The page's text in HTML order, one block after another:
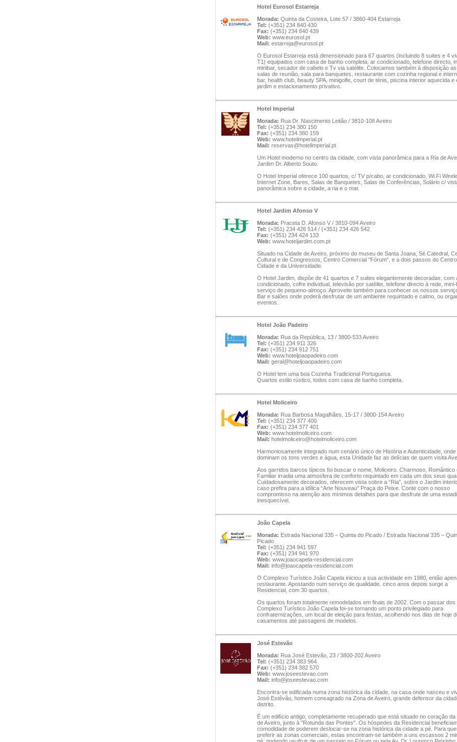
Hotel Eurosol Estarreja
Morada: Quinta da Costeira, Lote 57 / 3860-404 Estarreja
Tel: (+351) 234 840 430
Fax: (+351) 234 840 439
Web: www.eurosol.pt
Mail: estarreja@eurosol.pt
O Eurosol Estarreja está dimensionado para 67 quartos (incluindo 8 suites e 4
T1) equipados com casa de banho completa, ar condicionado, telefone directo,
minibar, secador de cabelo e Tv via satélite. Colocamos também à disposição
salas de reunião, sala para banquetes, restaurante com cozinha regional e
bar, health club, beauty SPA, minigolfe, court de ténis, piscina interior aquecida e
jardim e estacionamento privativo.
Hotel Imperial
Morada: Rua Dr. Nascimento Leitão / 3810-108 Aveiro
Tel: (+351) 234 380 150
Fax: (+351) 234 380 159
Web: www.hotelimperial.pt
Mail: reservas@hotelimperial.pt
Um Hotel moderno no centro da cidade, com vista panorâmica para a Ria de
Jardim Dr. Alberto Souto.
O Hotel Imperial oferece 100 quartos, c/ TV p/cabo, ar condicionado, Wi.Fi
Internet Zone, Bares, Salas de Banquetes, Salas de Conferências, Solário c/
panorâmica sobre a cidade, a ria e o mar.
Hotel Jardim Afonso V
Morada: Praceta D. Afonso V / 3810-094 Aveiro
Tel: (+351) 234 426 514 / (+351) 234 426 542
Fax: (+351) 234 424 133
Web: www.hoteljardim.com.pt
Situado na Cidade de Aveiro, próximo do museu de Santa Joana, Sé Catedral,
Cultural e de Congressos, Centro Comercial "Fórum", e a dois passos do
Cidade e da Universidade.
O Hotel Jardim, dispõe de 41 quartos e 7 suites elegantemente decoradas, com
condicionado, cofre individual, televisão por satélite, telefone directo à rede,
serviço de pequeno-almoço. Aproveite também para conhecer os nossos
Bar e salões onde poderá desfrutar de um ambiente requintado e calmo, ou
eventos.
Hotel João Padeiro
Morada: Rua da República, 13 / 3800-533 Aveiro
Tel: (+351) 234 911 326
Fax: (+351) 234 912 751
Web: www.hoteljoaopadeiro.com
Mail: geral@hoteljoaopadeiro.com
O Hotel tem uma boa Cozinha Tradicional Portuguesa.
Quartos estilo rústico, todos com casa de banho completa.
Hotel Moliceiro
Morada: Rua Barbosa Magalhães, 15-17 / 3800-154 Aveiro
Tel: (+351) 234 377 400
Fax: (+351) 234 377 401
Web: www.hotelmoliceiro.com
Mail: hotelmoliceiro@hotelmoliceiro.com
Harmoniosamente integrado num cenário único de História e Autenticidade, onde
dominam os tons verdes e água, esta Unidade faz as delícias de quem visita
Aos garridos barcos típicos foi buscar o nome, Moliceiro. Charmoso, Romântico
Familiar irradia uma atmosfera de conforto requintado em cada um dos seus
Cuidadosamente decorados, oferecem vista sobre a “Ria”, sobre o Jardim
caso prefira para a idílica “Arte Nouveau” Praça do Peixe. Conte com o nosso
compromisso na atenção aos mínimos detalhes para que desfrute de uma
inesquecível.
João Capela
Morada: Estrada Nacional 335 – Quinta do Picado / Estrada Nacional 335 –
Picado
Tel: (+351) 234 941 597
Fax: (+351) 234 941 970
Web: www.joaocapela-residencial.com
Mail: info@joaocapela-residencial.com
O Complexo Turístico João Capela iniciou a sua actividade em 1980, então
restaurante. Apostando num serviço de qualidade, cinco anos depois surge a
Residencial, com 30 quartos.
Os quartos foram totalmente remodelados em finais de 2002. Com o passar dos
Complexo Turístico João Capela foi-se tornando um ponto privilegiado para
confraternizações, um local de eleição para festas, acolhendo nos dias de hoje
casamentos até passagens de modelos.
José Estevão
Morada: Rua José Estevão, 23 / 3800-202 Aveiro
Tel: (+351) 234 383 964
Fax: (+351) 234 382 570
Web: www.joseestevao.com
Mail: info@joseestevao.com
Encontra-se edificada numa zona histórica da cidade, na casa onde nasceu e
José Estêvão, homem consagrado na Zona de Aveiro, grande defensor da
distrito.
É um edifício antigo, completamente recuperado que está situado no coração da
de Aveiro, junto à "Rotunda das Pontes". Os hóspedes da Residencial
comodidade de poderem deslocar-se na zona histórica da cidade a pé. Para
preferir as zonas comerciais, estas encontram-se também a uns escassos 2